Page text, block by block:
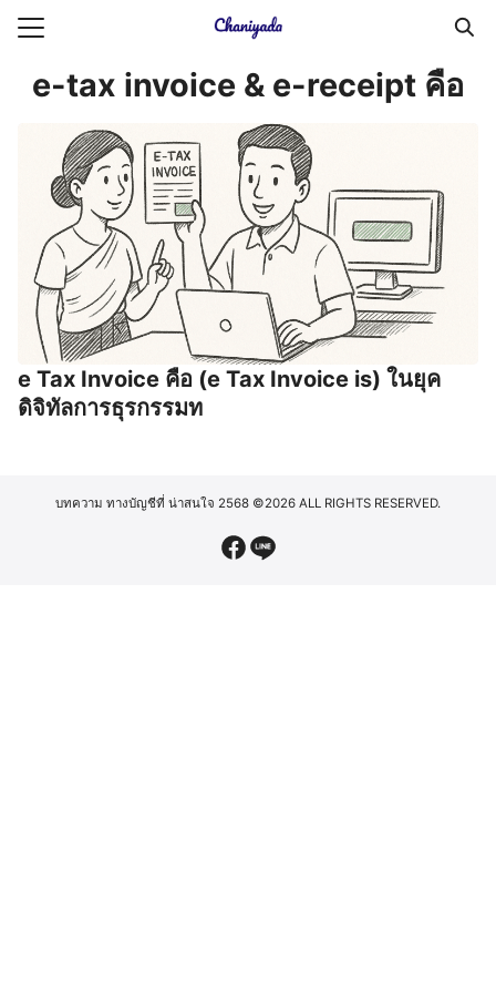
Skip
ยความเป็นส่วนตัว
ญชี (Accounting service)
ญชี (Accounting
for:
e-tax invoice & e-receipt คือ
e Tax Invoice คือ (e Tax Invoice is) ในยุค
ดิจิทัลการธุรกรรมท
บทความ ทางบัญชีที่ น่าสนใจ 2568 ©2026 ALL RIGHTS RESERVED.